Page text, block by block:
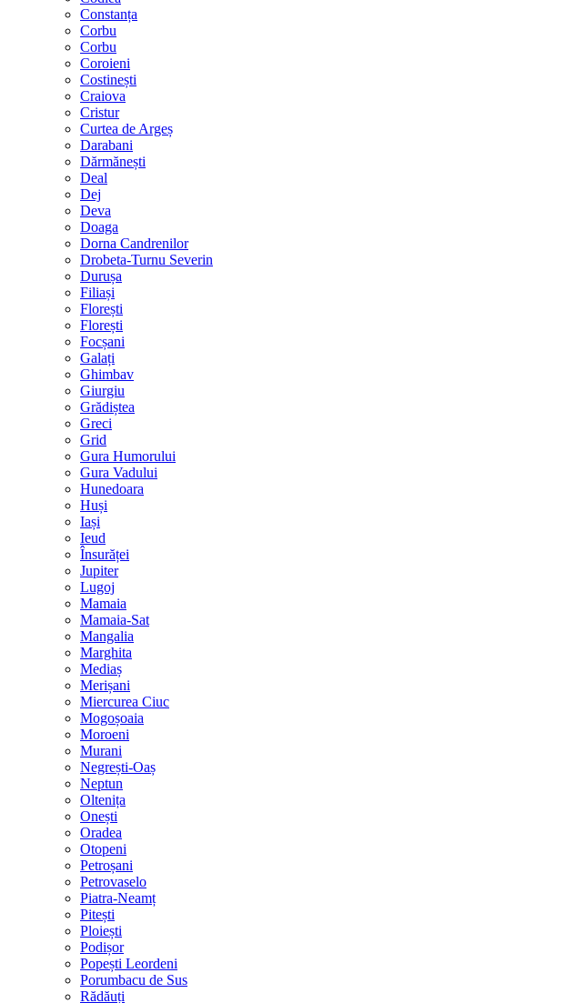
Constanța
Corbu
Corbu
Coroieni
Costinești
Craiova
Cristur
Curtea de Argeș
Darabani
Dărmănești
Deal
Dej
Deva
Doaga
Dorna Candrenilor
Drobeta-Turnu Severin
Durușa
Filiași
Florești
Florești
Focșani
Galați
Ghimbav
Giurgiu
Grădiștea
Greci
Grid
Gura Humorului
Gura Vadului
Hunedoara
Huși
Iași
Ieud
Însurăței
Jupiter
Lugoj
Mamaia
Mamaia-Sat
Mangalia
Marghita
Mediaș
Merișani
Miercurea Ciuc
Mogoșoaia
Moroeni
Murani
Negrești-Oaș
Neptun
Oltenița
Onești
Oradea
Otopeni
Petroșani
Petrovaselo
Piatra-Neamț
Pitești
Ploiești
Podișor
Popești Leordeni
Porumbacu de Sus
Rădăuți